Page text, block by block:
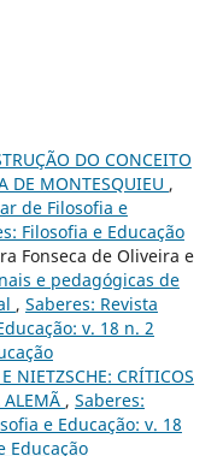
DO CONCEITO
DE MONTESQUIEU ,
de Filosofia e
Filosofia e Educação
Fonseca de Oliveira e
e pedagógicas de
, Saberes: Revista
v. 18 n. 2
NIETZSCHE: CRÍTICOS
ALEMÃ , Saberes:
e Educação: v. 18
Educação